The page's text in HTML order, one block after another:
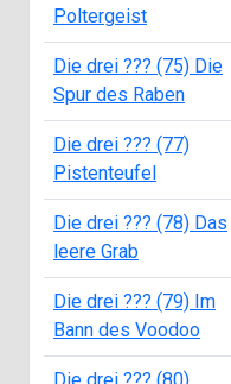
Poltergeist
Die drei ??? (75) Die
Spur des Raben
Die drei ??? (77)
Pistenteufel
Die drei ??? (78) Das
leere Grab
Die drei ??? (79) Im
Bann des Voodoo